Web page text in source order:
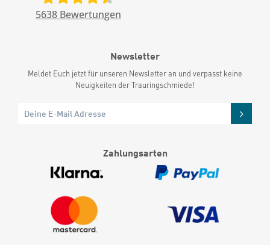
5638 Bewertungen
Newsletter
Meldet Euch jetzt für unseren Newsletter an und verpasst keine
Neuigkeiten der Trauringschmiede!
Zahlungsarten